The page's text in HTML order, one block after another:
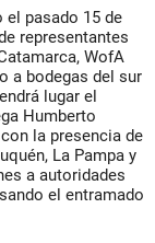
el pasado 15 de
representantes
WofA
a bodegas del sur
lugar el
Humberto
la presencia de
La Pampa y
a autoridades
el entramado